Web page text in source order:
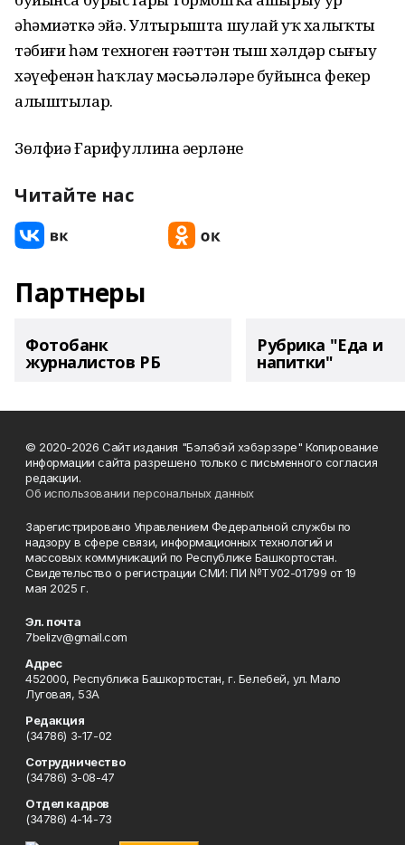
әһәмиәткә эйә. Ултырышта шулай уҡ халыҡты
тәбиғи һәм техноген ғәҙәттән тыш хәлдәр сығыу
хәүефенән һаҡлау мәсьәләләре буйынса фекер
алыштылар.
Зөлфиә Ғарифуллина әҙерләне
Читайте нас
Партнеры
Фотобанк
журналистов РБ
Рубрика "Еда и
напитки"
© 2020-2026 Сайт издания "Бэлэбэй хэбэрзэре" Копирование
информации сайта разрешено только с письменного согласия
редакции.
Об использовании персональных данных
Зарегистрировано Управлением Федеральной службы по
надзору в сфере связи, информационных технологий и
массовых коммуникаций по Республике Башкортостан.
Свидетельство о регистрации СМИ: ПИ №ТУ02-01799 от 19
мая 2025 г.
Эл. почта
7belizv@gmail.com
Адрес
452000, Республика Башкортостан, г. Белебей, ул. Мало
Луговая, 53А
Редакция
(34786) 3-17-02
Сотрудничество
(34786) 3-08-47
Отдел кадров
(34786) 4-14-73